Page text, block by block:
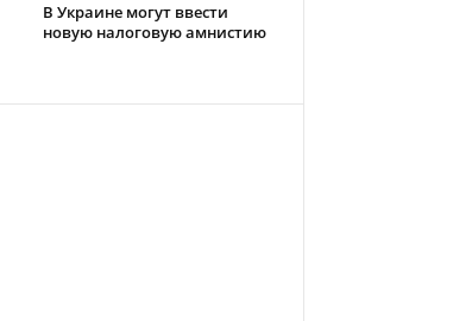
В Украине могут ввести
новую налоговую амнистию